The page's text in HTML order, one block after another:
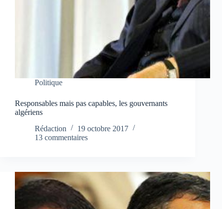
Politique
Responsables mais pas capables, les gouvernants
algériens
Rédaction
19 octobre 2017
13 commentaires